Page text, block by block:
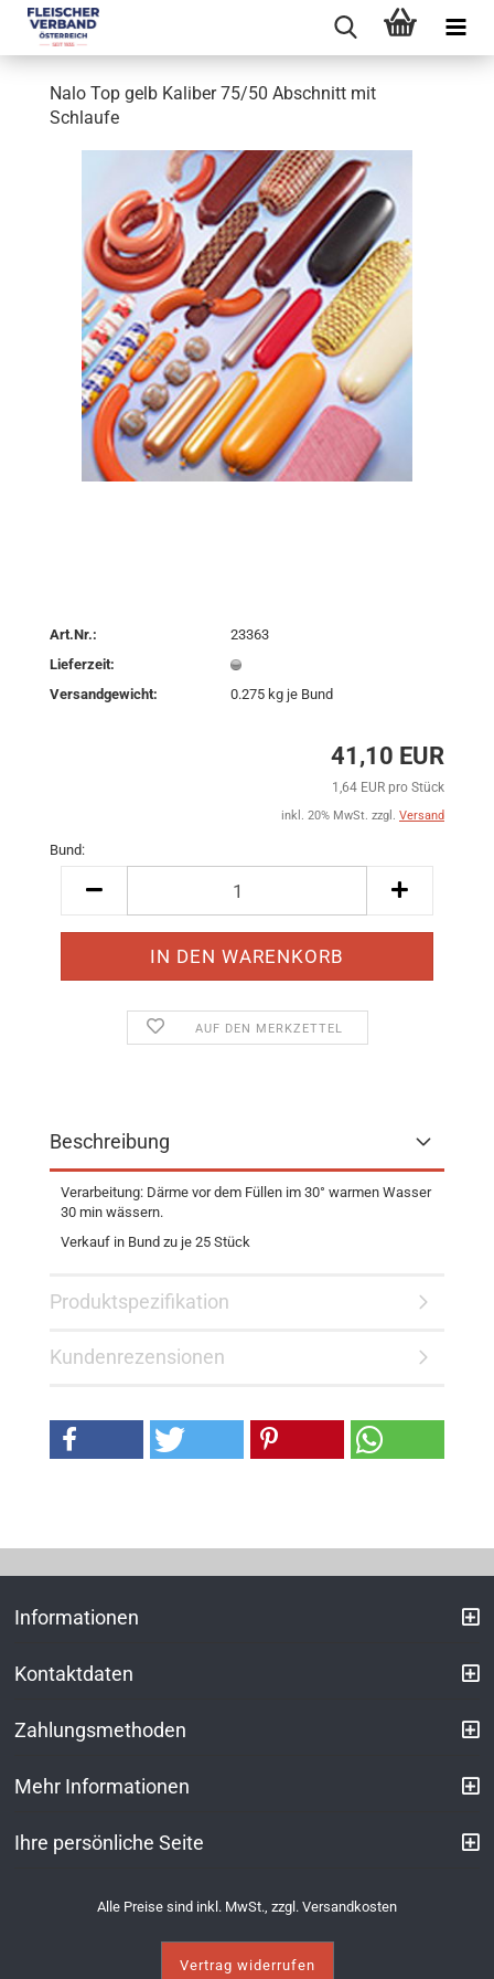
Nalo Top gelb Kaliber 75/50 Abschnitt mit
Schlaufe
Art.Nr.:
23363
Lieferzeit:
Versandgewicht:
0.275 kg je Bund
41,10 EUR
1,64 EUR pro Stück
inkl. 20% MwSt. zzgl. Versand
Bund:
AUF DEN MERKZETTEL
Beschreibung
Verarbeitung: Därme vor dem Füllen im 30° warmen Wasser
30 min wässern.
Verkauf in Bund zu je 25 Stück
Produktspezifikation
Kundenrezensionen
Informationen
Kontaktdaten
Zahlungsmethoden
Mehr Informationen
Ihre persönliche Seite
Alle Preise sind inkl. MwSt., zzgl. Versandkosten
Vertrag widerrufen